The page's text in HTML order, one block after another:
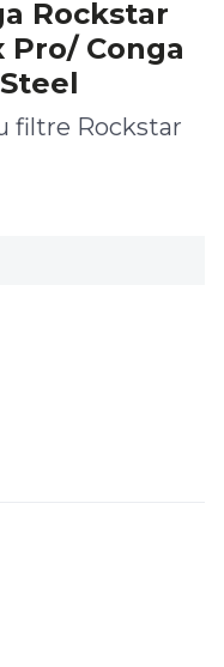
Rockstar
Pro/ Conga
filtre Rockstar